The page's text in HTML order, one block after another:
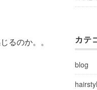
るのか。。 カテ
blog